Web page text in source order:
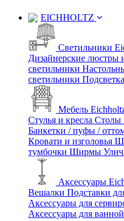
EICHHOLTZ
Светильники
Дизайнерские люстры
светильники
светильники
Мебель
Стулья и кресла Столы
Банкетки / пуфы /
Кровати и изголовья
тумбочки Ширмы
Аксессуары
Вешалки Подставки
Аксессуары для
Аксессуары для ванной